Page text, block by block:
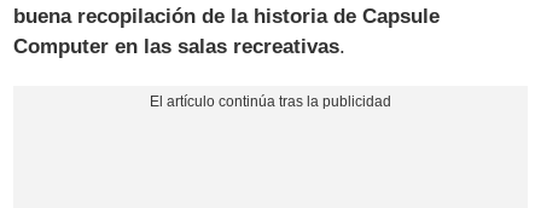
buena recopilación de la historia de Capsule
Computer en las salas recreativas.